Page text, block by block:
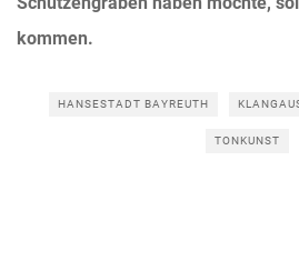
kommen.
HANSESTADT BAYREUTH
TONKUNST